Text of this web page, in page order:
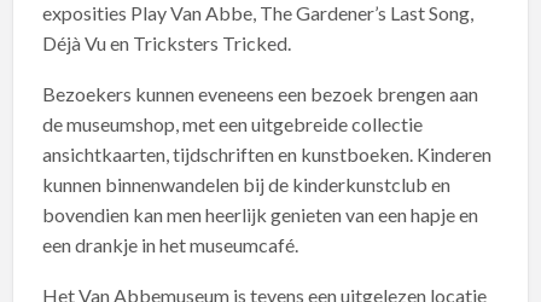
exposities Play Van Abbe, The Gardener’s Last Song,
Déjà Vu en Tricksters Tricked.
Bezoekers kunnen eveneens een bezoek brengen aan
de museumshop, met een uitgebreide collectie
ansichtkaarten, tijdschriften en kunstboeken. Kinderen
kunnen binnenwandelen bij de kinderkunstclub en
bovendien kan men heerlijk genieten van een hapje en
een drankje in het museumcafé.
Het Van Abbemuseum is tevens een uitgelezen locatie